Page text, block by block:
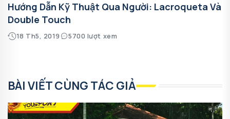
Hướng Dẫn Kỹ Thuật Qua Người: Lacroqueta Và
Double Touch
18 Th5, 2019 5700 lượt xem
BÀI VIẾT CÙNG TÁC GIẢ